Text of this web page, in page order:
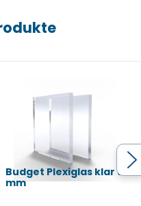
Budget Plexiglas klar 8
mm